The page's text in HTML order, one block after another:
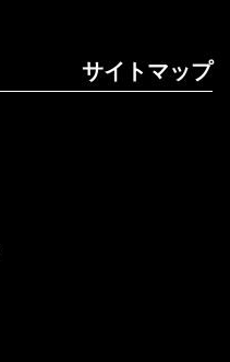
サイトマップ